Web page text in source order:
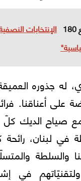
الإنتخابات
له جذوره
على أعناقنا.
صياح الديك كلّ
في لبنان،
والسلطة
في